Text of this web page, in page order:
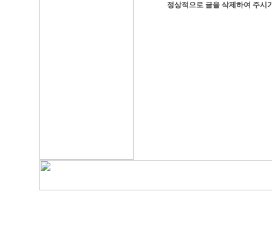
정상적으로 글을 삭제하여 주시